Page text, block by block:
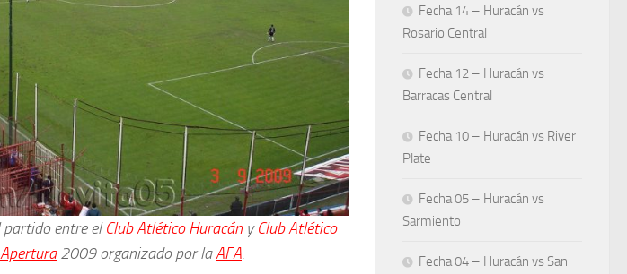
partido entre elClub Atlético HuracányClub Atlético
Apertura2009 organizado por laAFA.
Fecha 14 – Huracán vs
Rosario Central
Fecha 12 – Huracán vs
Barracas Central
Fecha 10 – Huracán vs River
Plate
Fecha 05 – Huracán vs
Sarmiento
Fecha 04 – Huracán vs San